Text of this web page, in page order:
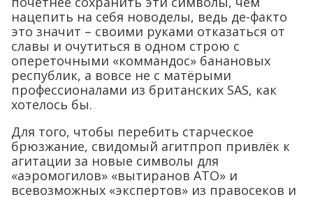
нацепить на себя новоделы, ведь де-факто
это значит – своими руками отказаться от
славы и очутиться в одном строю с
опереточными «коммандос» банановых
республик, а вовсе не с матёрыми
профессионалами из британских SAS, как
хотелось бы.
Для того, чтобы перебить старческое
брюзжание, свидомый агитпроп привлёк к
агитации за новые символы для
«аэромогилов» «вытиранов АТО» и
всевозможных «экспертов» из правосеков и